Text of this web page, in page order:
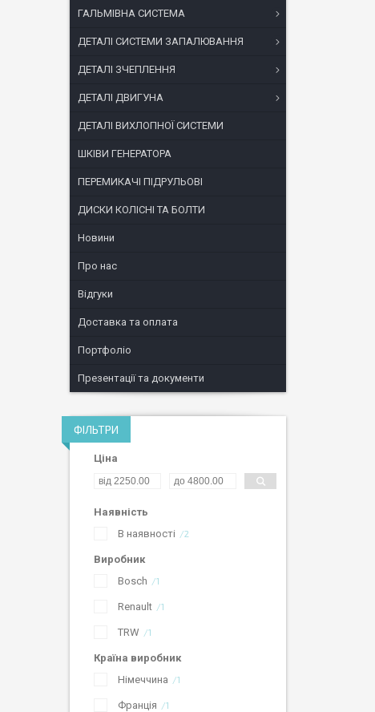
ГАЛЬМІВНА СИСТЕМА
ДЕТАЛІ СИСТЕМИ ЗАПАЛЮВАННЯ
ДЕТАЛІ ЗЧЕПЛЕННЯ
ДЕТАЛІ ДВИГУНА
ДЕТАЛІ ВИХЛОПНОЇ СИСТЕМИ
ШКІВИ ГЕНЕРАТОРА
ПЕРЕМИКАЧІ ПІДРУЛЬОВІ
ДИСКИ КОЛІСНІ ТА БОЛТИ
Новини
Про нас
Відгуки
Доставка та оплата
Портфоліо
Презентації та документи
ФІЛЬТРИ
Ціна
Наявність
В наявності
2
Виробник
Bosch
1
Renault 1
TRW 1
Країна виробник
Німеччина
1
Франція 1